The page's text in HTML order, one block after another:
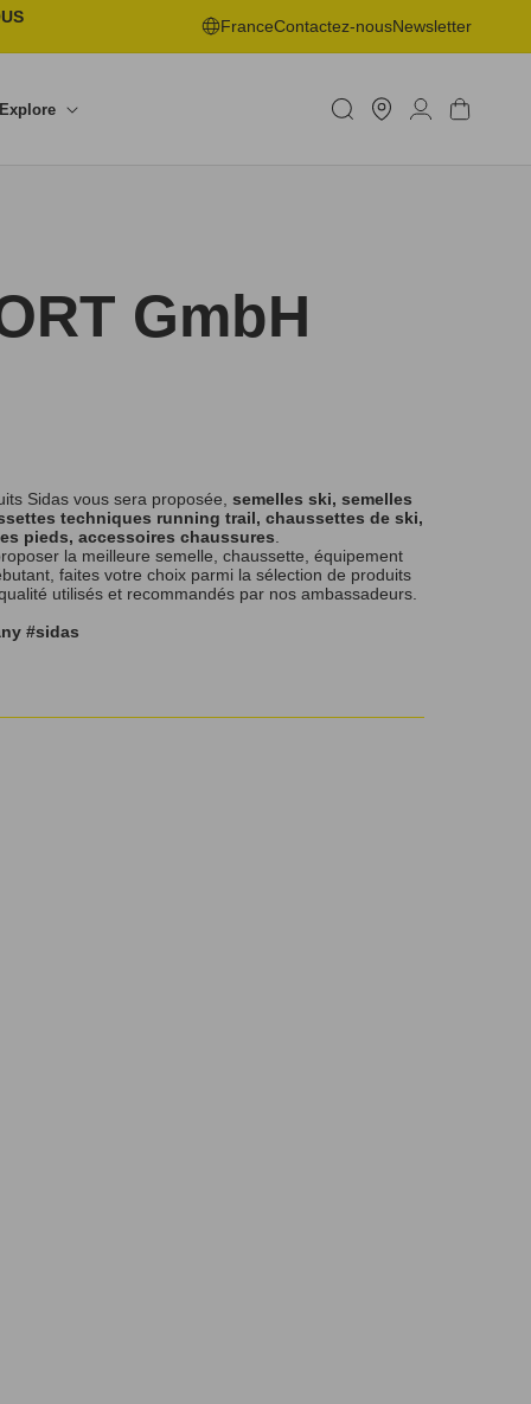
FranceContactez-nousNewsletter
Explore
un
shop
ConnexionPanier
GmbH
Sidas vous sera proposée, semelles ski, semelles
techniques running trail, chaussettes de ski,
pieds, accessoires chaussures
la meilleure semelle, chaussette, équipement
faites votre choix parmi la sélection de produits
utilisés et recommandés par nos ambassadeurs.
#sidas